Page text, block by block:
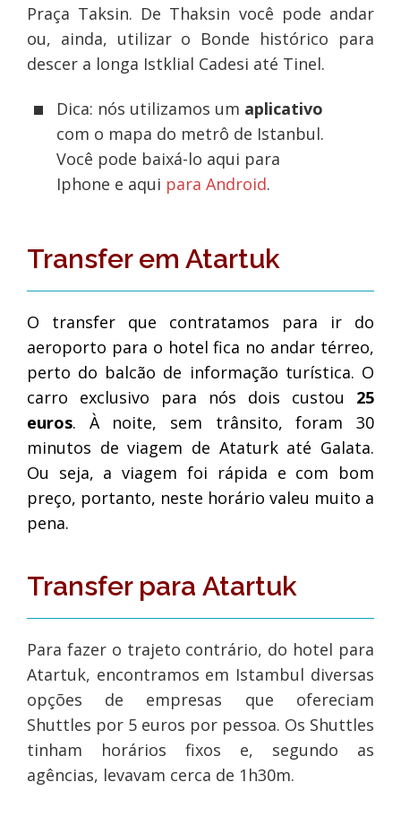
Praça Taksin. De Thaksin você pode andar
ou, ainda, utilizar o Bonde histórico para
descer a longa Istklial Cadesi até Tinel.
Dica: nós utilizamos um aplicativo
com o mapa do metrô de Istanbul.
Você pode baixá-lo aqui para
Iphone e aqui para Android.
Transfer em Atartuk
O transfer que contratamos para ir do
aeroporto para o hotel fica no andar térreo,
perto do balcão de informação turística. O
carro exclusivo para nós dois custou 25
euros. À noite, sem trânsito, foram 30
minutos de viagem de Ataturk até Galata.
Ou seja, a viagem foi rápida e com bom
preço, portanto, neste horário valeu muito a
pena.
Transfer para Atartuk
Para fazer o trajeto contrário, do hotel para
Atartuk, encontramos em Istambul diversas
opções de empresas que ofereciam
Shuttles por 5 euros por pessoa. Os Shuttles
tinham horários fixos e, segundo as
agências, levavam cerca de 1h30m.